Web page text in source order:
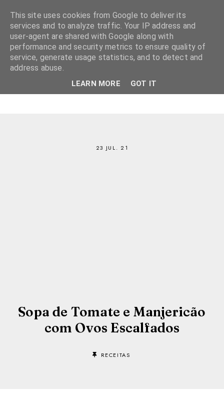
23 JUL. 21
Sopa de Tomate e Manjericão
com Ovos Escalfados
RECEITAS
This site uses cookies from Google to deliver its
services and to analyze traffic. Your IP address and
user-agent are shared with Google along with
performance and security metrics to ensure quality of
service, generate usage statistics, and to detect and
address abuse.
LEARN MORE GOT IT